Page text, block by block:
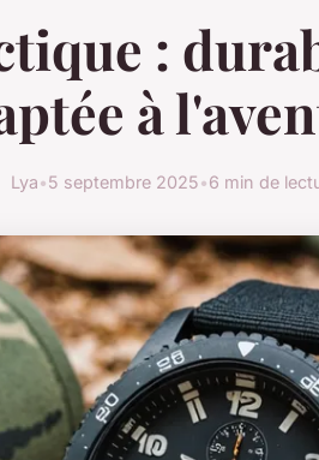
:
à
Lya•5 septembre 2025•6 min de